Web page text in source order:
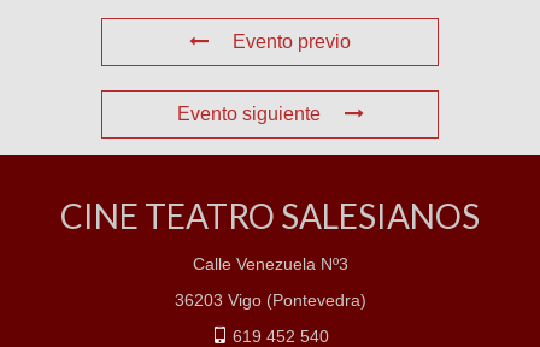
Evento previo
Evento siguiente
CINE TEATRO SALESIANOS
Calle Venezuela Nº3
36203 Vigo (Pontevedra)
619 452 540